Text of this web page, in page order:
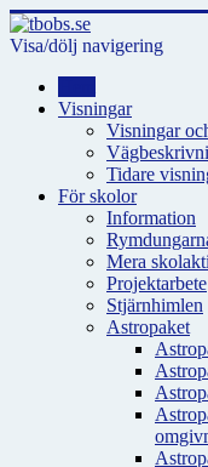
Visa/dölj navigering
Visningar
Visningar
Tidare
För skolor
Information
Mera
Projektarbete
Stjärnhimlen
Astropaket